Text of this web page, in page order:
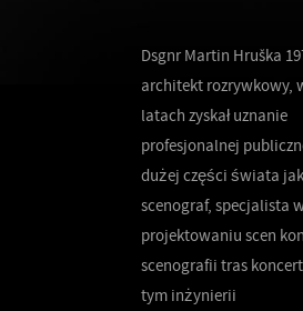
Dsgnr Martin Hruška
architekt rozrywkowy,
latach zyskał uznanie
profesjonalnej
dużej części świata
scenograf, specjalista
projektowaniu scen
scenografii tras
tym inżynierii